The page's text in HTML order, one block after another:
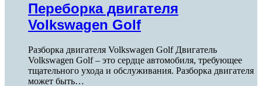
Переборка двигателя
Volkswagen Golf
Разборка двигателя Volkswagen Golf Двигатель
Volkswagen Golf – это сердце автомобиля, требующее
тщательного ухода и обслуживания. Разборка двигателя
может быть…